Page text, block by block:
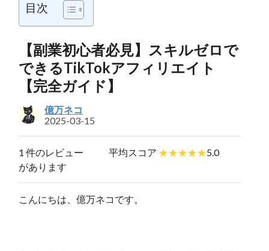
目次
【副業初心者必見】スキルゼロで
できるTikTokアフィリエイト
【完全ガイド】
億万ネコ
2025-03-15
1 件のレビュー
があります
平均スコア 5.0
こんにちは、億万ネコです。